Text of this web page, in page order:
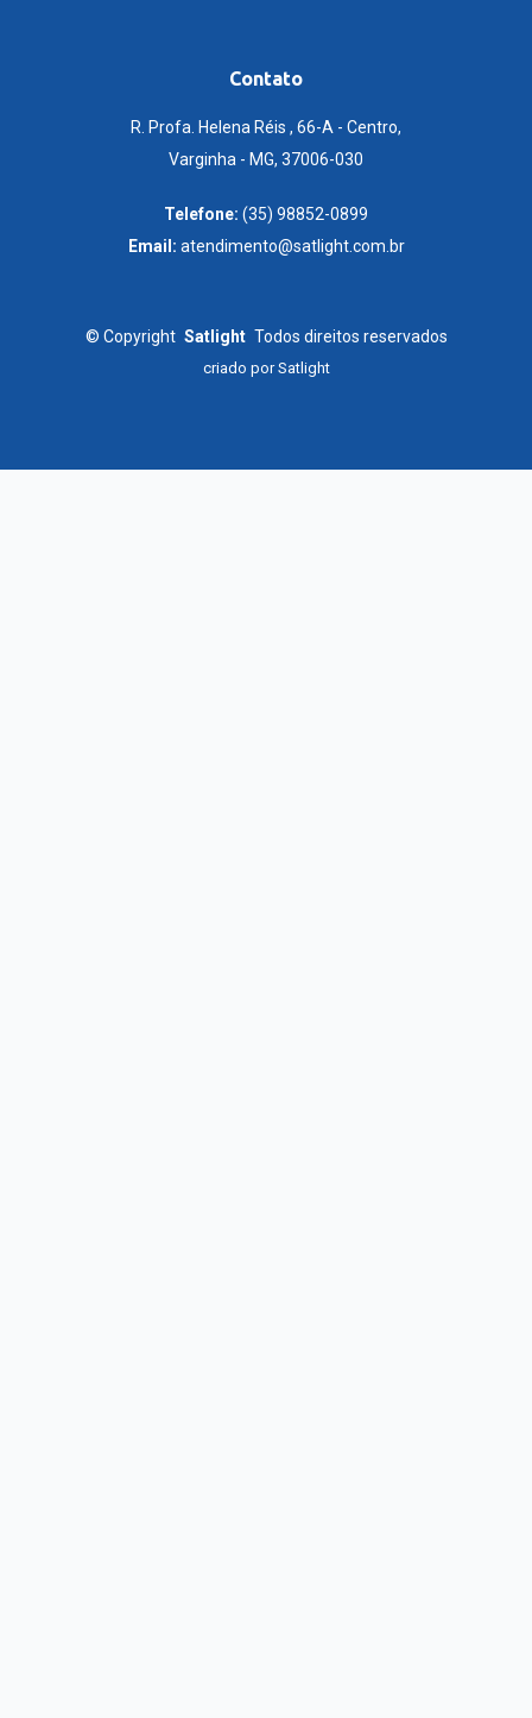
Contato
R. Profa. Helena Réis , 66-A - Centro,
Varginha - MG, 37006-030
Telefone: (35) 98852-0899
Email: atendimento@satlight.com.br
© Copyright Satlight Todos direitos reservados
criado porSatlight